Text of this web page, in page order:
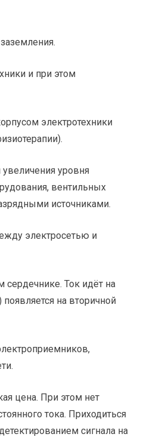
и при этом
электротехники
уровня
вентильных
источниками.
электросетью и
сердечнике. Ток идёт на
на вторичной
цена. При этом нет
тока. Приходиться
сигнала на